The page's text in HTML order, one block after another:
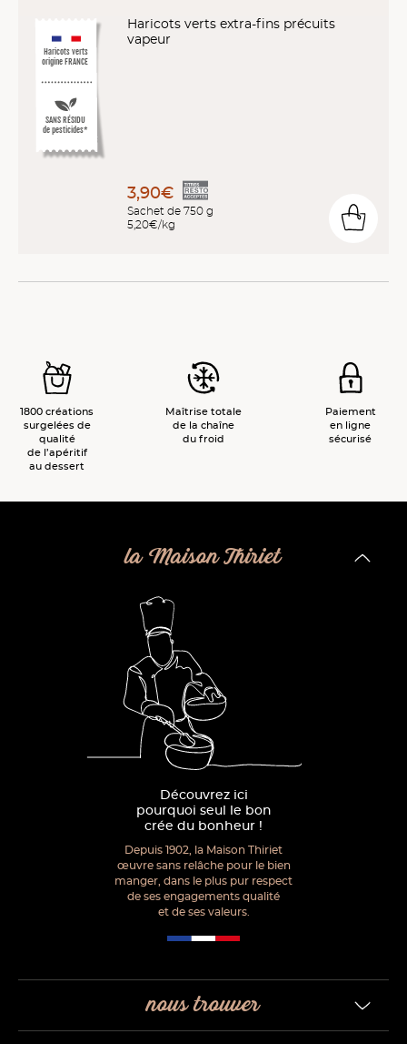
Haricots verts
origine FRANCE
SANS RÉSIDU
de pesticides*
Haricots verts extra-fins précuits
vapeur
3,90€
Sachet de 750 g
5,20€/kg
1800 créations
surgelées de
qualité
de l’apéritif
au dessert
Maîtrise totale
de la chaîne
du froid
Paiement
en ligne
sécurisé
la Maison Thiriet
Découvrez ici
pourquoi seul le bon
crée du bonheur !
Depuis 1902, la Maison Thiriet
œuvre sans relâche pour le bien
manger, dans le plus pur respect
de ses engagements qualité
et de ses valeurs.
nous trouver